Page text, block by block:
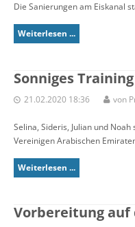
Die Sanierungen am Eiskanal
Weiterlesen ...
Sonniges
21.02.2020 18:36 von
Selina, Sideris, Julian und
Vereinigen Arabischen
Weiterlesen ...
Vorbereitung auf